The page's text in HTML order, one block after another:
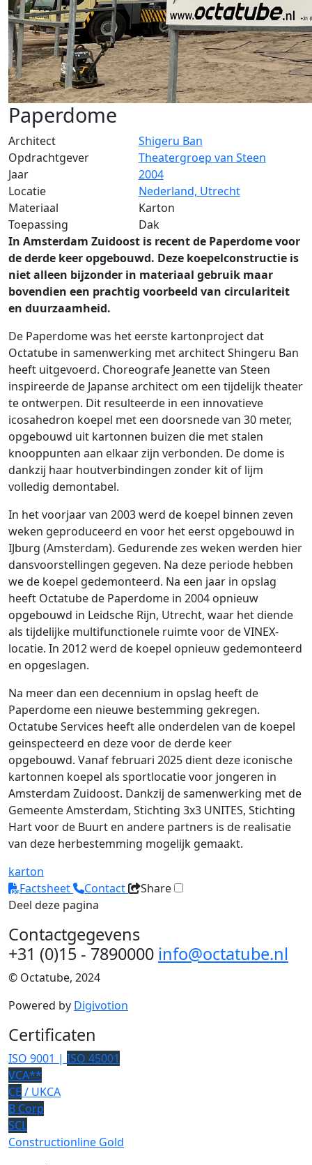
Paperdome
Architect
Shigeru Ban
Opdrachtgever
Theatergroep van Steen
Jaar
2004
Locatie
Nederland, Utrecht
Materiaal
Karton
Toepassing
Dak
In Amsterdam Zuidoost is recent de Paperdome voor
de derde keer opgebouwd. Deze koepelconstructie is
niet alleen bijzonder in materiaal gebruik maar
bovendien een prachtig voorbeeld van circulariteit
en duurzaamheid.
De Paperdome was het eerste kartonproject dat
Octatube in samenwerking met architect Shingeru Ban
heeft uitgevoerd. Choreografe Jeanette van Steen
inspireerde de Japanse architect om een tijdelijk theater
te ontwerpen. Dit resulteerde in een innovatieve
icosahedron koepel met een doorsnede van 30 meter,
opgebouwd uit kartonnen buizen die met stalen
knooppunten aan elkaar zijn verbonden. De dome is
dankzij haar houtverbindingen zonder kit of lijm
volledig demontabel.
In het voorjaar van 2003 werd de koepel binnen zeven
weken geproduceerd en voor het eerst opgebouwd in
IJburg (Amsterdam). Gedurende zes weken werden hier
dansvoorstellingen gegeven. Na deze periode hebben
we de koepel gedemonteerd. Na een jaar in opslag
heeft Octatube de Paperdome in 2004 opnieuw
opgebouwd in Leidsche Rijn, Utrecht, waar het diende
als tijdelijke multifunctionele ruimte voor de VINEX-
locatie. In 2012 werd de koepel opnieuw gedemonteerd
en opgeslagen.
Na meer dan een decennium in opslag heeft de
Paperdome een nieuwe bestemming gekregen.
Octatube Services heeft alle onderdelen van de koepel
geinspecteerd en deze voor de derde keer
opgebouwd. Vanaf februari 2025 dient deze iconische
kartonnen koepel als sportlocatie voor jongeren in
Amsterdam Zuidoost. Dankzij de samenwerking met de
Gemeente Amsterdam, Stichting 3x3 UNITES, Stichting
Hart voor de Buurt en andere partners is de realisatie
van deze herbestemming mogelijk gemaakt.
karton
Factsheet
Contact
Share
Deel deze pagina
Contactgegevens
+31 (0)15 - 7890000 info@octatube.nl
© Octatube, 2024
Powered by Digivotion
Certificaten
ISO 9001 | ISO 45001
VCA**
CE / UKCA
B Corp
SCL
Constructionline Gold